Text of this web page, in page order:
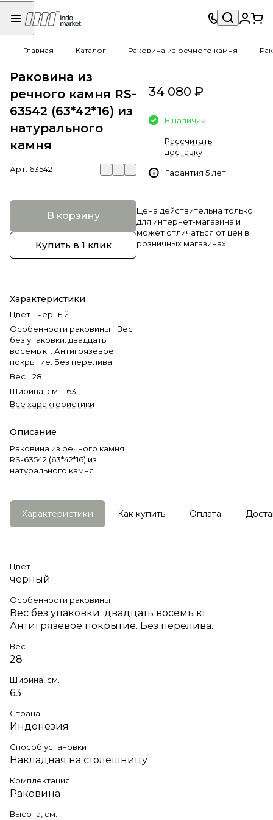
Главная Каталог Раковина из речного камня
Раковина из
речного камня RS-
63542 (63*42*16) из
натурального
камня
Арт. 63542
В корзину
Купить в 1 клик
Характеристики
Цвет: черный
Особенности раковины: Вес
без упаковки: двадцать
восемь кг. Антигрязевое
покрытие. Без перелива.
Вес: 28
Ширина, см. : 63
Все характеристики
Описание
Раковина из речного камня
RS-63542 (63*42*16) из
натурального камня
34 080 ₽
В наличии: 1
Рассчитать
доставку
Гарантия 5 лет
Цена действительна только
для интернет-магазина и
может отличаться от цен в
розничных магазинах
Характеристики Как купить Оплата
Цвет
черный
Особенности раковины
Вес без упаковки: двадцать восемь кг.
Антигрязевое покрытие. Без перелива.
Вес
28
Ширина, см.
63
Страна
Индонезия
Способ установки
Накладная на столешницу
Комплектация
Раковина
Высота, см.